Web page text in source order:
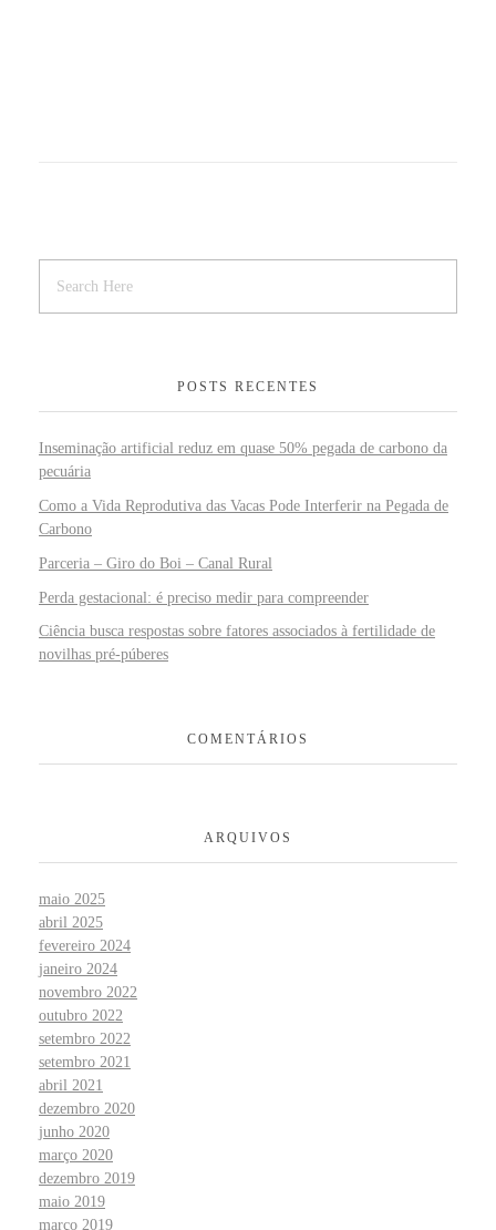
POSTS RECENTES
Inseminação artificial reduz em quase 50% pegada de carbono da
pecuária
Como a Vida Reprodutiva das Vacas Pode Interferir na Pegada de
Carbono
Parceria – Giro do Boi – Canal Rural
Perda gestacional: é preciso medir para compreender
Ciência busca respostas sobre fatores associados à fertilidade de
novilhas pré-púberes
COMENTÁRIOS
ARQUIVOS
maio 2025
abril 2025
fevereiro 2024
janeiro 2024
novembro 2022
outubro 2022
setembro 2022
setembro 2021
abril 2021
dezembro 2020
junho 2020
março 2020
dezembro 2019
maio 2019
março 2019